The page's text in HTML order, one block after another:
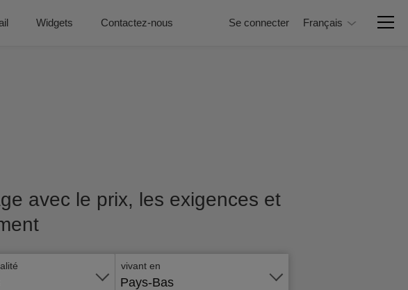
Widgets Contactez-nous Se connecter Français
avec le prix, les exigences et
vivant en
Pays-Bas